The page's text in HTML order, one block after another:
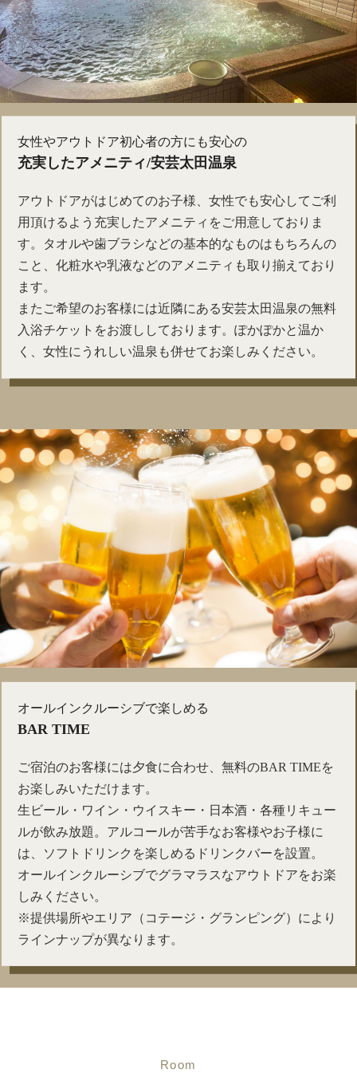
女性やアウトドア初心者の方にも安心の
充実したアメニティ/安芸太田温泉
アウトドアがはじめてのお子様、女性でも安心してご利
用頂けるよう充実したアメニティをご用意しておりま
す。タオルや歯ブラシなどの基本的なものはもちろんの
こと、化粧水や乳液などのアメニティも取り揃えており
ます。
またご希望のお客様には近隣にある安芸太田温泉の無料
入浴チケットをお渡ししております。ぽかぽかと温か
く、女性にうれしい温泉も併せてお楽しみください。
オールインクルーシブで楽しめる
BAR TIME
ご宿泊のお客様には夕食に合わせ、無料のBAR TIMEを
お楽しみいただけます。
生ビール・ワイン・ウイスキー・日本酒・各種リキュー
ルが飲み放題。アルコールが苦手なお客様やお子様に
は、ソフトドリンクを楽しめるドリンクバーを設置。
オールインクルーシブでグラマラスなアウトドアをお楽
しみください。
※提供場所やエリア（コテージ・グランピング）により
ラインナップが異なります。
Room